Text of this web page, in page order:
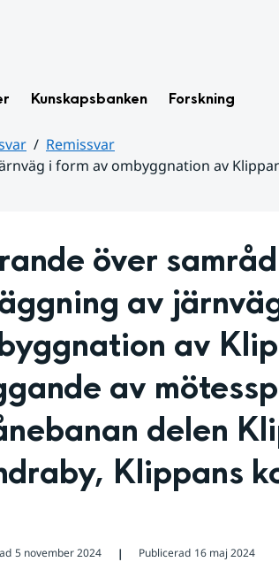
Kunskapsbanken Forskning
Remissvar
i form av ombyggnation av
över
av
av
av
delen
Klippans
5 november 2024 ❘ Publicerad 16 maj 2024